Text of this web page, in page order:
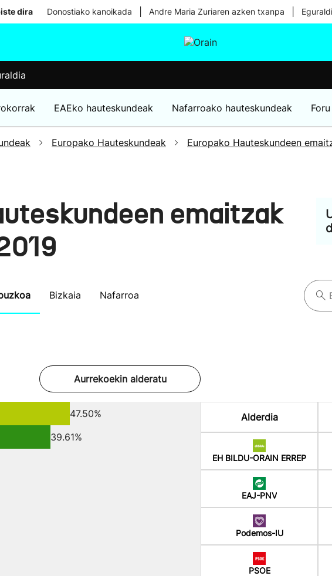
dira Donostiako kanoikada Andre Maria Zuriaren azken txanpa
EAEko hauteskundeak Nafarroako hauteskundeak
Europako Hauteskundeak Europako Hauteskundeen
emaitzak
Bizkaia Nafarroa
Aurrekoekin alderatu
47.50%
39.61%
Alderdia
EH BILDU-ORAIN ERREP
EAJ-PNV
Podemos-IU
PSOE